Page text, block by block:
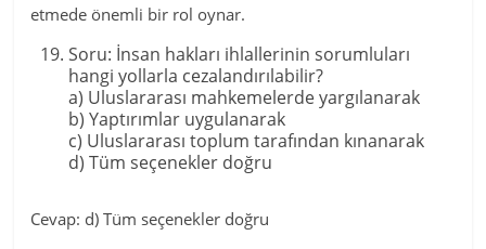
etmede önemli bir rol oynar.
Soru: İnsan hakları ihlallerinin sorumluları
hangi yollarla cezalandırılabilir?
a) Uluslararası mahkemelerde yargılanarak
b) Yaptırımlar uygulanarak
c) Uluslararası toplum tarafından kınanarak
d) Tüm seçenekler doğru
Cevap: d) Tüm seçenekler doğru